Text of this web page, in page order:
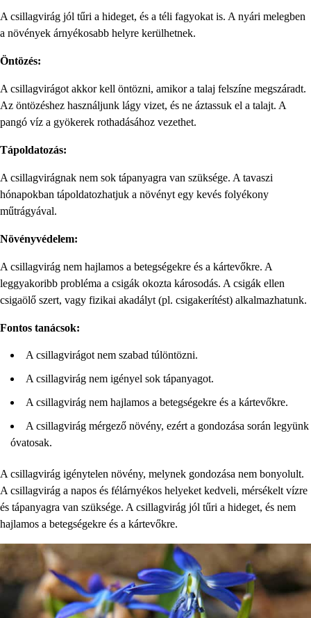
A csillagvirág jól tűri a hideget, és a téli fagyokat is. A nyári melegben
a növények árnyékosabb helyre kerülhetnek.
Öntözés:
A csillagvirágot akkor kell öntözni, amikor a talaj felszíne megszáradt.
Az öntözéshez használjunk lágy vizet, és ne áztassuk el a talajt. A
pangó víz a gyökerek rothadásához vezethet.
Tápoldatozás:
A csillagvirágnak nem sok tápanyagra van szüksége. A tavaszi
hónapokban tápoldatozhatjuk a növényt egy kevés folyékony
műtrágyával.
Növényvédelem:
A csillagvirág nem hajlamos a betegségekre és a kártevőkre. A
leggyakoribb probléma a csigák okozta károsodás. A csigák ellen
csigaölő szert, vagy fizikai akadályt (pl. csigakerítést) alkalmazhatunk.
Fontos tanácsok:
A csillagvirágot nem szabad túlöntözni.
A csillagvirág nem igényel sok tápanyagot.
A csillagvirág nem hajlamos a betegségekre és a kártevőkre.
A csillagvirág mérgező növény, ezért a gondozása során legyünk
óvatosak.
A csillagvirág igénytelen növény, melynek gondozása nem bonyolult.
A csillagvirág a napos és félárnyékos helyeket kedveli, mérsékelt vízre
és tápanyagra van szüksége. A csillagvirág jól tűri a hideget, és nem
hajlamos a betegségekre és a kártevőkre.